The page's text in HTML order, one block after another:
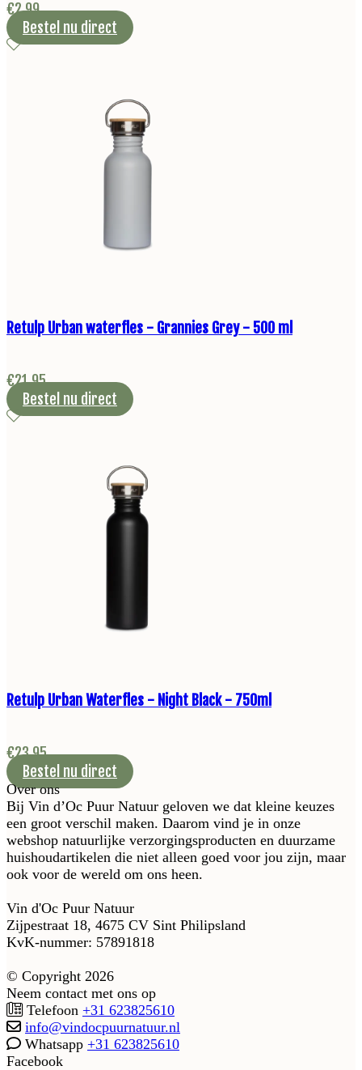
€2,99
Bestel nu direct
Retulp Urban waterfles - Grannies Grey - 500 ml
€21,95
Bestel nu direct
Retulp Urban Waterfles - Night Black - 750ml
€23,95
Bestel nu direct
Over ons
Bij Vin d’Oc Puur Natuur geloven we dat kleine keuzes
een groot verschil maken. Daarom vind je in onze
webshop natuurlijke verzorgingsproducten en duurzame
huishoudartikelen die niet alleen goed voor jou zijn, maar
ook voor de wereld om ons heen.
Vin d'Oc Puur Natuur
Zijpestraat 18, 4675 CV Sint Philipsland
KvK-nummer: 57891818
© Copyright 2026
Neem contact met ons op
Telefoon +31 623825610
info@vindocpuurnatuur.nl
Whatsapp +31 623825610
Facebook